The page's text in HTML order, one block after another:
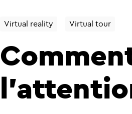
Virtual reality Virtual tour